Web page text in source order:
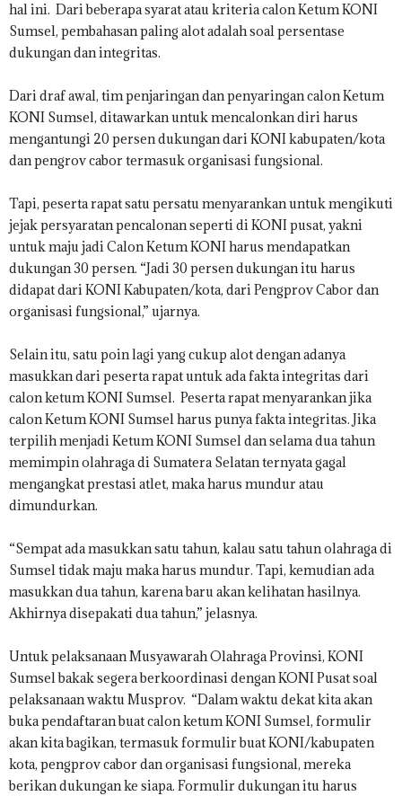
hal ini. Dari beberapa syarat atau kriteria calon Ketum KONI
Sumsel, pembahasan paling alot adalah soal persentase
dukungan dan integritas.
Dari draf awal, tim penjaringan dan penyaringan calon Ketum
KONI Sumsel, ditawarkan untuk mencalonkan diri harus
mengantungi 20 persen dukungan dari KONI kabupaten/kota
dan pengrov cabor termasuk organisasi fungsional.
Tapi, peserta rapat satu persatu menyarankan untuk mengikuti
jejak persyaratan pencalonan seperti di KONI pusat, yakni
untuk maju jadi Calon Ketum KONI harus mendapatkan
dukungan 30 persen. “Jadi 30 persen dukungan itu harus
didapat dari KONI Kabupaten/kota, dari Pengprov Cabor dan
organisasi fungsional,” ujarnya.
Selain itu, satu poin lagi yang cukup alot dengan adanya
masukkan dari peserta rapat untuk ada fakta integritas dari
calon ketum KONI Sumsel. Peserta rapat menyarankan jika
calon Ketum KONI Sumsel harus punya fakta integritas. Jika
terpilih menjadi Ketum KONI Sumsel dan selama dua tahun
memimpin olahraga di Sumatera Selatan ternyata gagal
mengangkat prestasi atlet, maka harus mundur atau
dimundurkan.
“Sempat ada masukkan satu tahun, kalau satu tahun olahraga di
Sumsel tidak maju maka harus mundur. Tapi, kemudian ada
masukkan dua tahun, karena baru akan kelihatan hasilnya.
Akhirnya disepakati dua tahun,” jelasnya.
Untuk pelaksanaan Musyawarah Olahraga Provinsi, KONI
Sumsel bakak segera berkoordinasi dengan KONI Pusat soal
pelaksanaan waktu Musprov. “Dalam waktu dekat kita akan
buka pendaftaran buat calon ketum KONI Sumsel, formulir
akan kita bagikan, termasuk formulir buat KONI/kabupaten
kota, pengprov cabor dan organisasi fungsional, mereka
berikan dukungan ke siapa. Formulir dukungan itu harus